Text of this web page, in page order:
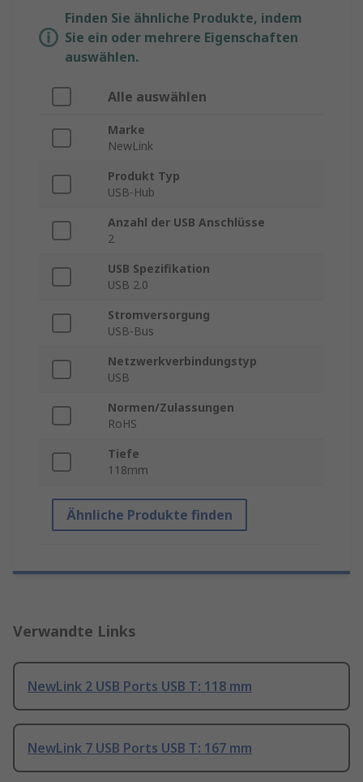
Finden Sie ähnliche Produkte, indem
Sie ein oder mehrere Eigenschaften
auswählen.
Alle auswählen
Marke
NewLink
Produkt Typ
USB-Hub
Anzahl der USB Anschlüsse
2
USB Spezifikation
USB 2.0
Stromversorgung
USB-Bus
Netzwerkverbindungstyp
USB
Normen/Zulassungen
RoHS
Tiefe
118mm
Ähnliche Produkte finden
Verwandte Links
NewLink 2 USB Ports USB T: 118 mm
NewLink 7 USB Ports USB T: 167 mm